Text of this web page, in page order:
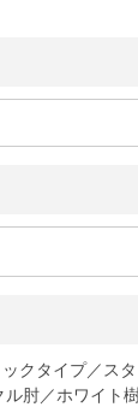
クタイプ／ス
肘／ホワイト